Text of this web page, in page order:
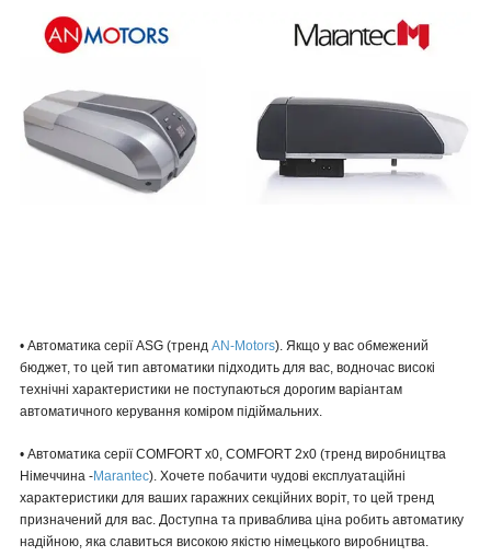
• Автоматика серії ASG (тренд AN-Motors). Якщо у вас обмежений
бюджет, то цей тип автоматики підходить для вас, водночас високі
технічні характеристики не поступаються дорогим варіантам
автоматичного керування коміром підіймальних.
• Автоматика серії COMFORT х0, COMFORT 2x0 (тренд виробництва
Німеччина -Marantec). Хочете побачити чудові експлуатаційні
характеристики для ваших гаражних секційних воріт, то цей тренд
призначений для вас. Доступна та приваблива ціна робить автоматику
надійною, яка славиться високою якістю німецького виробництва.